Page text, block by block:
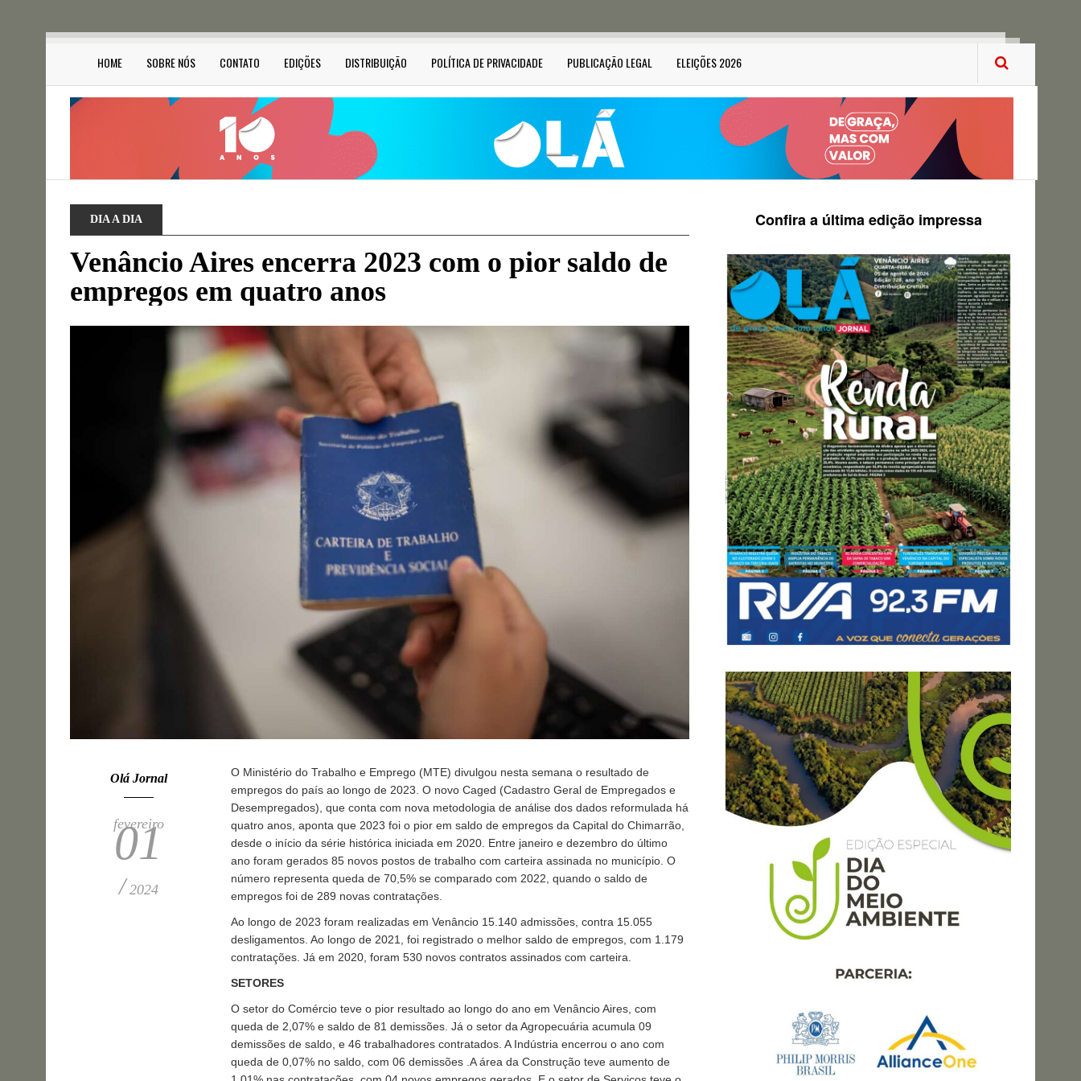
HOME SOBRE NÓS CONTATO EDIÇÕES DISTRIBUIÇÃO POLÍTICA DE PRIVACIDADE PUBLICAÇÃO LEGAL ELEIÇÕES 2026
DIA A DIA
Venâncio Aires encerra 2023 com o pior saldo de
empregos em quatro anos
Olá Jornal
fevereiro
01
/ 2024
O Ministério do Trabalho e Emprego (MTE) divulgou nesta semana o resultado de
empregos do país ao longo de 2023. O novo Caged (Cadastro Geral de Empregados e
Desempregados), que conta com nova metodologia de análise dos dados reformulada há
quatro anos, aponta que 2023 foi o pior em saldo de empregos da Capital do Chimarrão,
desde o início da série histórica iniciada em 2020. Entre janeiro e dezembro do último
ano foram gerados 85 novos postos de trabalho com carteira assinada no município. O
número representa queda de 70,5% se comparado com 2022, quando o saldo de
empregos foi de 289 novas contratações.
Ao longo de 2023 foram realizadas em Venâncio 15.140 admissões, contra 15.055
desligamentos. Ao longo de 2021, foi registrado o melhor saldo de empregos, com 1.179
contratações. Já em 2020, foram 530 novos contratos assinados com carteira.
SETORES
O setor do Comércio teve o pior resultado ao longo do ano em Venâncio Aires, com
queda de 2,07% e saldo de 81 demissões. Já o setor da Agropecuária acumula 09
demissões de saldo, e 46 trabalhadores contratados. A Indústria encerrou o ano com
queda de 0,07% no saldo, com 06 demissões .A área da Construção teve aumento de
Confira a última edição impressa